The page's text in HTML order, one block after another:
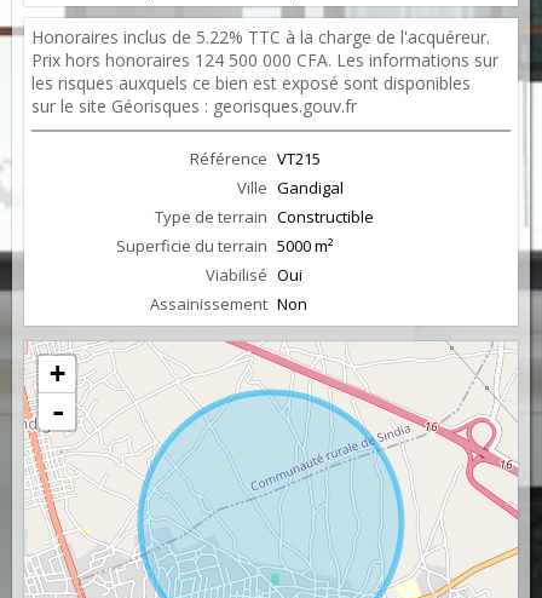
Honoraires inclus de 5.22% TTC à la charge de l'acquéreur.
Prix hors honoraires 124 500 000 CFA. Les informations sur
les risques auxquels ce bien est exposé sont disponibles
sur le site Géorisques : georisques.gouv.fr
Référence VT215
Ville Gandigal
Type de terrain Constructible
Superficie du terrain 5000 m²
Viabilisé Oui
Assainissement Non
+
-